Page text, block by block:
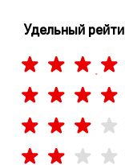
Удельный